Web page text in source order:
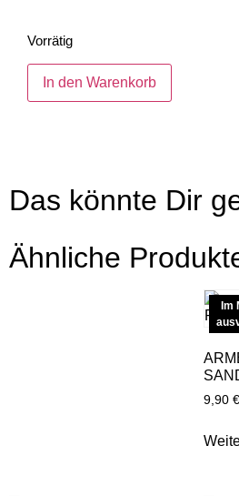
Vorrätig
In den Warenkorb
Das könnte Dir
Ähnliche
Im
9,90 €